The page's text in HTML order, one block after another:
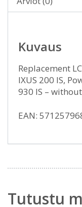
Kuvaus
Replacement
IXUS 200 IS,
930 IS –
EAN:
Tutustu